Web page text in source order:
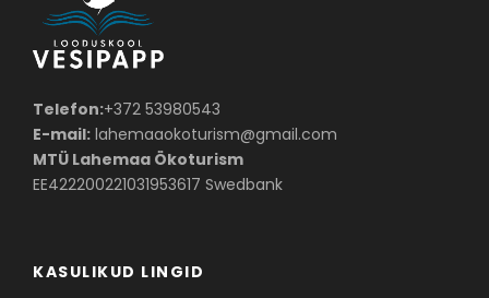
Telefon:+372 53980543
E-mail: lahemaaokoturism@gmail.com
MTÜ Lahemaa Ökoturism
EE422200221031953617 Swedbank
KASULIKUD LINGID